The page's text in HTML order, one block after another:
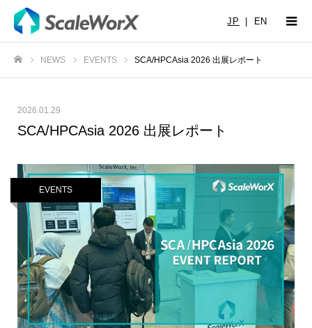
JP EN
NEWS EVENTS SCA/HPCAsia 2026 出展レポート
2026.01.29
SCA/HPCAsia 2026 出展レポート
EVENTS